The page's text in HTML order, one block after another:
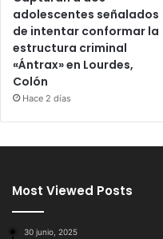
adolescentes señalados
de intentar conformar la
estructura criminal
«Ántrax» en Lourdes,
Colón
Hace 2 días
Most Viewed Posts
30 junio, 2025